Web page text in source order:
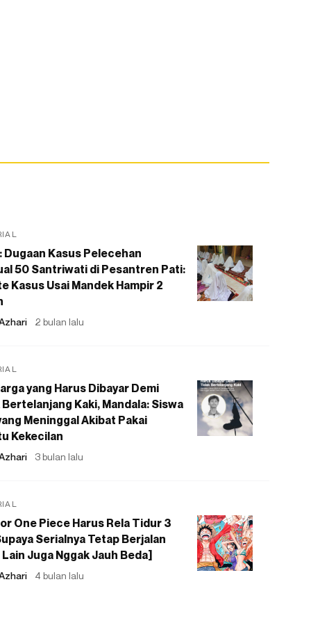
Dugaan Kasus Pelecehan
50 Santriwati di Pesantren Pati:
Kasus Usai Mandek Hampir 2
2 bulan lalu
yang Harus Dibayar Demi
Kaki, Mandala: Siswa
Meninggal Akibat Pakai
Kekecilan
3 bulan lalu
One Piece Harus Rela Tidur 3
Serialnya Tetap Berjalan
Lain Juga Nggak Jauh Beda]
4 bulan lalu